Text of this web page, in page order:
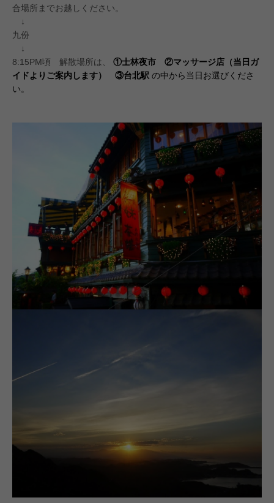
合場所までお越しください。
↓
九份
↓
8:15PM頃 解散場所は、
①士林夜市 ②マッサージ店（当日ガ
イドよりご案内します） ③台北駅 の中から当日お選びくださ
い。